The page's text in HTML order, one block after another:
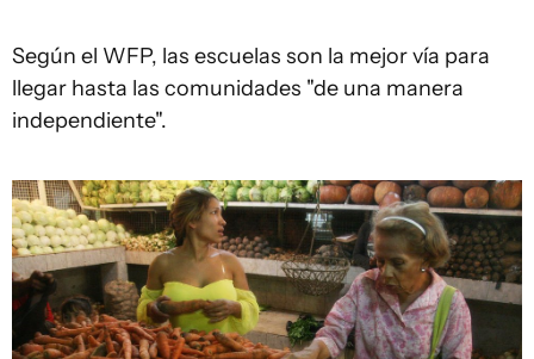
Según el WFP, las escuelas son la mejor vía para
llegar hasta las comunidades "de una manera
independiente".